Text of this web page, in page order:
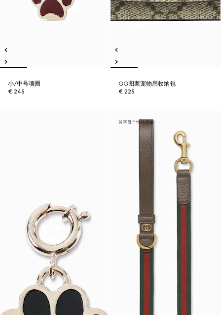
小/中号项圈
€ 245
GG图案宠物用收纳包
€ 225
首字母个性化定制